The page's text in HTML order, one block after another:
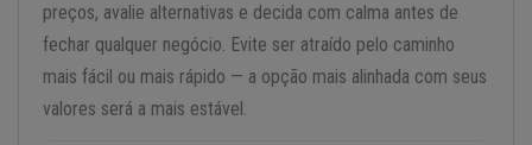
preços, avalie alternativas e decida com calma antes de
fechar qualquer negócio. Evite ser atraído pelo caminho
mais fácil ou mais rápido — a opção mais alinhada com seus
valores será a mais estável.